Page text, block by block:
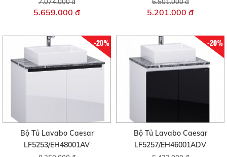
5.659.000 đ 5.201.000 đ
-20%
Bộ Tủ Lavabo Caesar
LF5253/EH48001AV
-20%
Bộ Tủ Lavabo Caesar
LF5257/EH46001ADV